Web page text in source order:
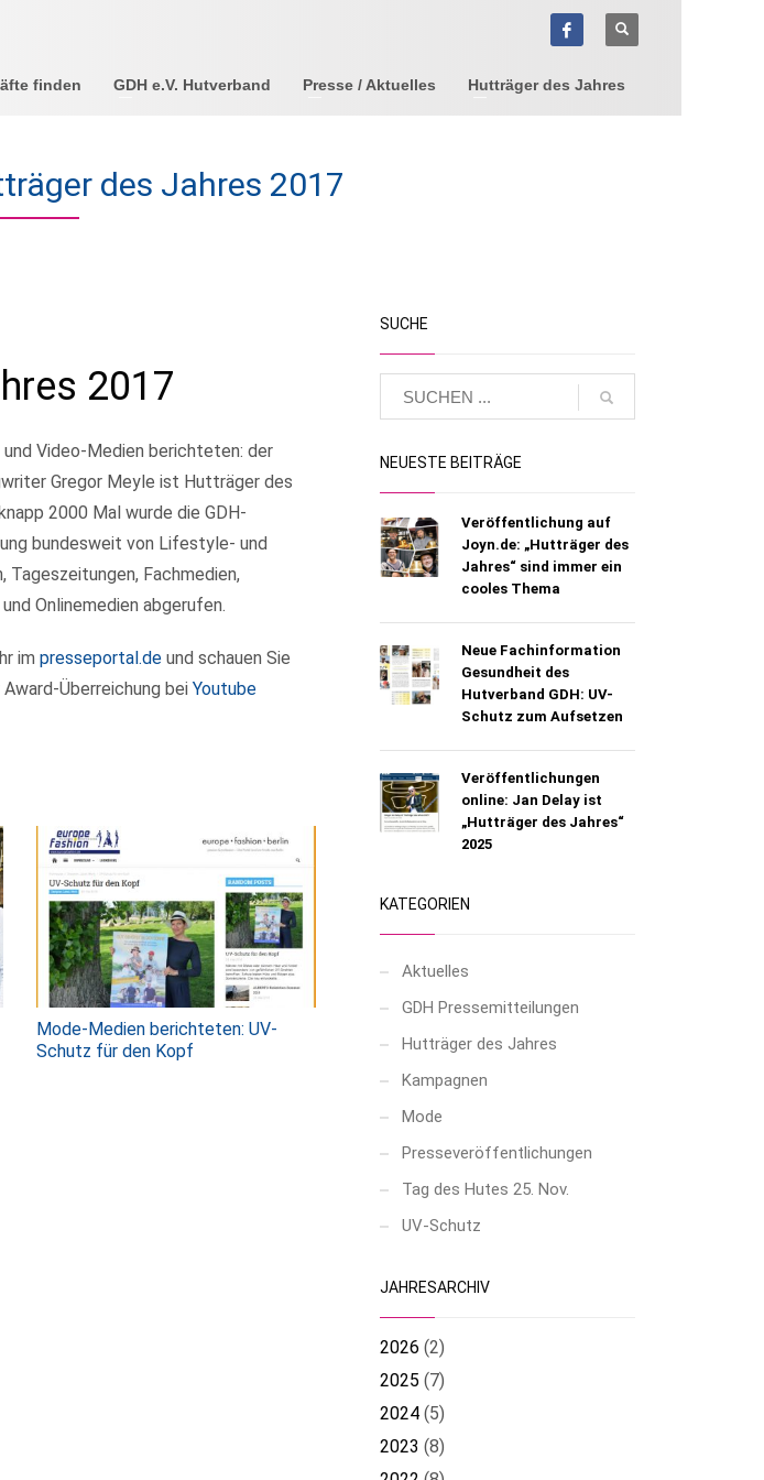
finden GDH e.V. Hutverband Presse / Aktuelles Hutträger des Jahres
des Jahres 2017
2017
und Video-Medien berichteten: der
Gregor Meyle ist Hutträger des
2000 Mal wurde die GDH-
bundesweit von Lifestyle- und
Tageszeitungen, Fachmedien,
Onlinemedien abgerufen.
im presseportal.de und schauen Sie
Überreichung bei Youtube
Mode-Medien berichteten: UV-
Schutz für den Kopf
SUCHE
NEUESTE BEITRÄGE
Veröffentlichung auf
Joyn.de: „Hutträger des
Jahres“ sind immer ein
cooles Thema
Neue Fachinformation
Gesundheit des
Hutverband GDH: UV-
Schutz zum Aufsetzen
Veröffentlichungen
online: Jan Delay ist
„Hutträger des Jahres“
2025
KATEGORIEN
Aktuelles
GDH Pressemitteilungen
Hutträger des Jahres
Kampagnen
Mode
Presseveröffentlichungen
Tag des Hutes 25. Nov.
UV-Schutz
JAHRESARCHIV
2026 (2)
2025 (7)
2024 (5)
2023 (8)